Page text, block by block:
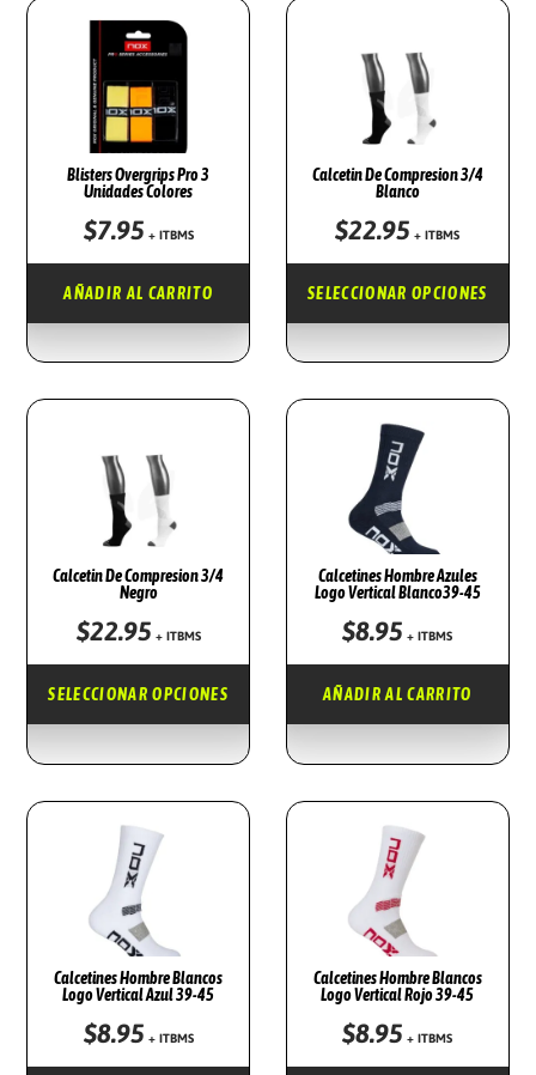
Blisters Overgrips Pro 3
Unidades Colores
$7.95 + ITBMS
AÑADIR AL CARRITO
Calcetin De Compresion 3/4
Blanco
$22.95 + ITBMS
SELECCIONAR OPCIONES
E
S
T
E
P
R
O
D
U
C
O
T
I
E
E
M
Ú
L
T
I
L
E
S
Calcetin De Compresion 3/4
Negro
$22.95 + ITBMS
SELECCIONAR OPCIONES
E
S
T
E
P
R
O
D
U
C
O
T
I
Calcetines Hombre Azules
Logo Vertical Blanco39-45
$8.95 + ITBMS
AÑADIR AL CARRITO
Calcetines Hombre Blancos
Logo Vertical Azul 39-45
$8.95 + ITBMS
Calcetines Hombre Blancos
Logo Vertical Rojo 39-45
$8.95 + ITBMS